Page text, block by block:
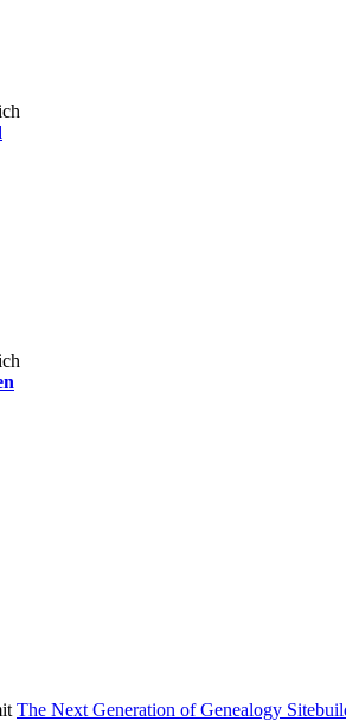
The Next Generation of Genealogy